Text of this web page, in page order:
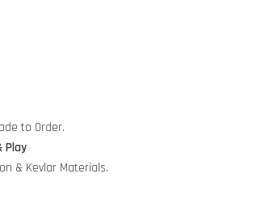
to Order.
Play
& Kevlar Materials.